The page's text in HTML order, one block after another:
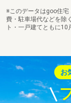
※このデータはgoo住宅
費・駐車場代などを除
ト・一戸建てともに10
お